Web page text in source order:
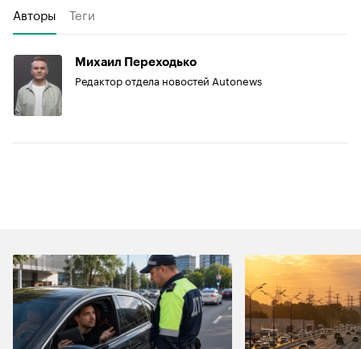
Авторы Теги
Михаил Переходько
Редактор отдела новостей Autonews